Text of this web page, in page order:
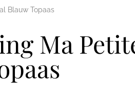
Blauw Topaas
Ma